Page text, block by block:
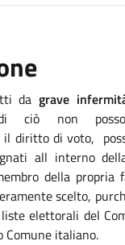
da grave
di ciò non
il diritto di voto,
all interno
della propria
scelto,
elettorali del
Comune italiano.